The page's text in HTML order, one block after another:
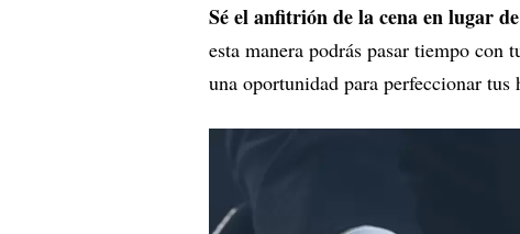
Sé el anfitrión de la cena en lugar
esta manera podrás pasar tiempo con
una oportunidad para perfeccionar tus